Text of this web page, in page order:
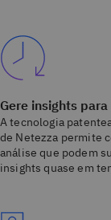
Gere insights
A tecnologia
de Netezza permite
análise que podem
insights quase em